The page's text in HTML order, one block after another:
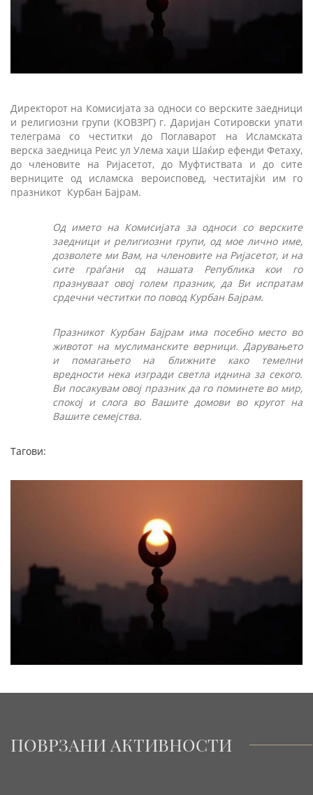
Директорот на Комисијата за односи со верските заедници
и религиозни групи (КОВЗРГ) г. Даријан Сотировски упати
телеграма со честитки до Поглаварот на Исламската
верска заедница Реис ул Улема хаџи Шаќир ефенди Фетаху,
до членовите на Ријасетот, до Муфтиствата и до сите
верниците од исламска вероисповед, честитајќи им го
празникот Курбан Бајрам.
Од името на Комисијата за односи со верските
заедници и религиозни групи, од мое лично име,
дозволете ми Вам, на членовите на Ријасетот, и на
сите граѓани од нашата Република кои го
празнуваат овој голем празник, да Ви испратам
срдечни честитки по повод Курбан Бајрам.
Празникот Курбан Бајрам има посебно место во
животот на муслиманските верници. Дарувањето
и помагањето на ближните како темелни
вредности нека изгради светла иднина за секого.
Ви посакувам овој празник да го поминете во мир,
спокој и слога во Вашите домови во кругот на
Вашите семејства.
Тагови:
ПОВРЗАНИ АКТИВНОСТИ